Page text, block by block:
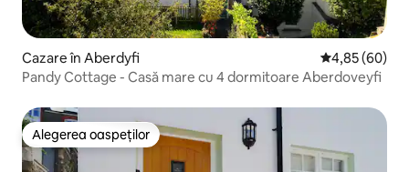
Cazare în Aberdyfi Scor mediu
4,85 (60)
Pandy Cottage - Casă mare cu 4 dormitoare Aberdoveyfi
Alegerea oaspeților
Alegerea oaspeților